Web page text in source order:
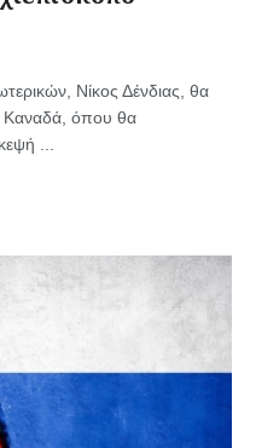
Νίκος Δένδιας, θα
Καναδά, όπου θα
...